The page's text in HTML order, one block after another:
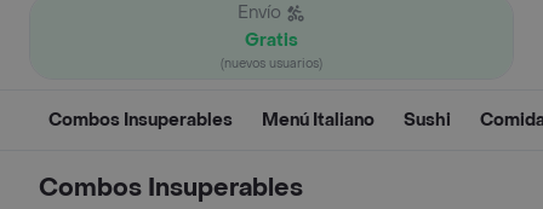
Envío
Gratis
(nuevos usuarios)
Combos Insuperables Menú Italiano Sushi
Combos Insuperables